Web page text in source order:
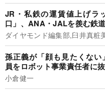
JR・私鉄の運賃値上げラ
口」、ANA・JALを羨む鉄
ダイヤモンド編集部,臼井真粧
孫正義が「顔も見たくな
員をロボット事業責任者に
小倉健一